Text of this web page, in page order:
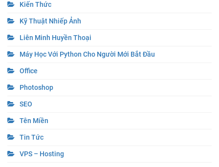
Kiến Thức
Kỹ Thuật Nhiếp Ảnh
Liên Minh Huyền Thoại
Máy Học Với Python Cho Người Mới Bắt Đầu
Office
Photoshop
SEO
Tên Miền
Tin Tức
VPS – Hosting